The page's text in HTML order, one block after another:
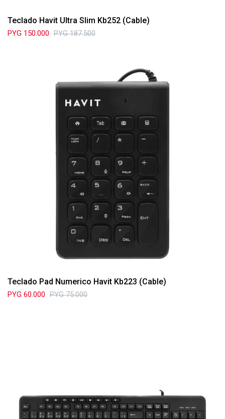
Teclado Havit Ultra Slim Kb252 (Cable)
PYG 150.000 PYG 187.500
Teclado Pad Numerico Havit Kb223 (Cable)
PYG 60.000 PYG 75.000